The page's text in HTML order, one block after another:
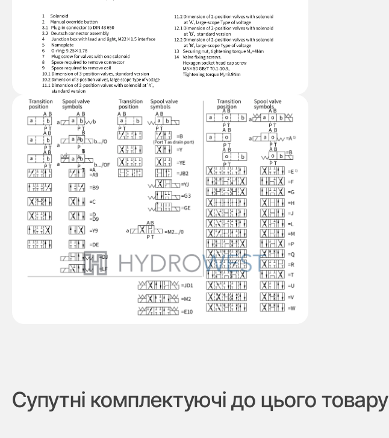
Супутні комплектуючі до цього товару